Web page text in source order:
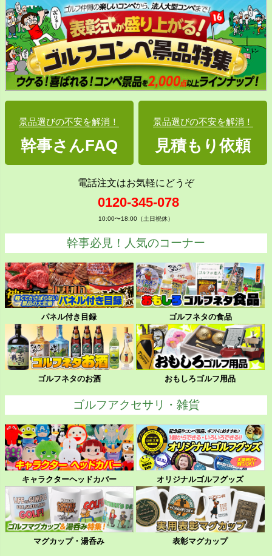
景品選びの不安を解消！
幹事さんFAQ
景品選びの不安を解消！
見積もり依頼
電話注文はお気軽にどうぞ
0120-345-078
10:00〜18:00（土日祝休）
幹事必見！人気のコーナー
パネル付き目録 ゴルフネタの食品
ゴルフネタのお酒 おもしろゴルフ用品
ゴルフアクセサリ・雑貨
キャラクターヘッドカバー オリジナルゴルフグッズ
マグカップ・湯呑み 表彰マグカップ